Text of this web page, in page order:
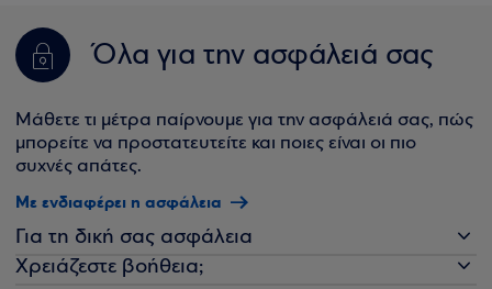
Όλα για την ασφάλειά σας
Μάθετε τι μέτρα παίρνουμε για την ασφάλειά σας, πώς
μπορείτε να προστατευτείτε και ποιες είναι οι πιο
συχνές απάτες.
Με ενδιαφέρει η ασφάλεια
Για τη δική σας ασφάλεια
Χρειάζεστε βοήθεια;